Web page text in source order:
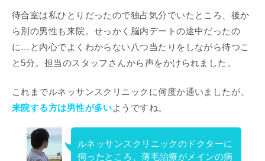
待合室は私ひとりだったので独占気分でいたところ、後か
ら別の男性も来院。せっかく脳内デートの途中だったの
に…と内心でよくわからない八つ当たりをしながら待つこ
と5分。担当のスタッフさんから声をかけられました。
これまでルネッサンスクリニックに何度か通いましたが、
来院する方は男性が多いようですね。
ルネッサンスクリニックのドクターに
伺ったところ、薄毛治療がメインの病